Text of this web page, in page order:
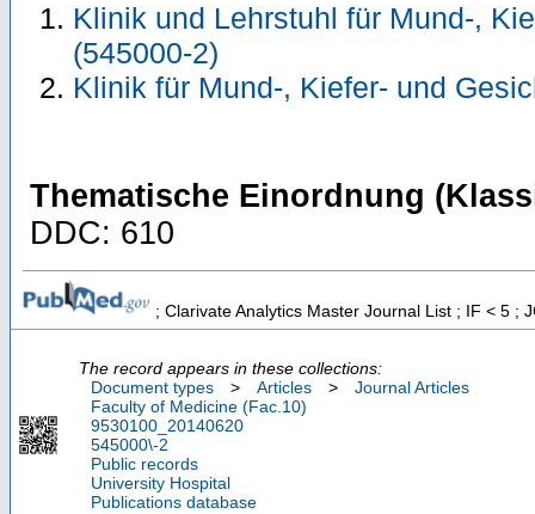
Klinik und Lehrstuhl für Mund-,
(545000-2)
Klinik für Mund-, Kiefer- und
Thematische Einordnung
DDC: 610
; Clarivate Analytics Master Journal List ; IF < 5 ;
The record appears in these collections:
Document types
> Articles >
Journal Articles
Faculty of Medicine (Fac.10)
9530100_20140620
545000\-2
Public records
University Hospital
Publications database